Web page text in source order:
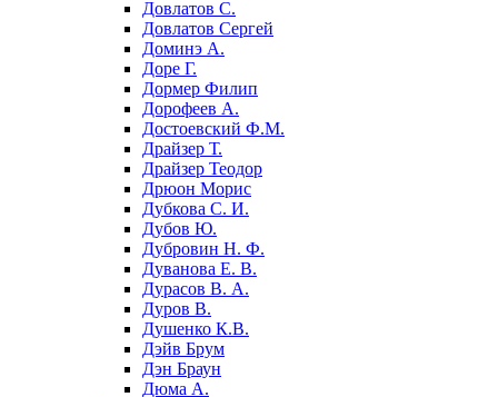
Довлатов С.
Довлатов Сергей
Доминэ А.
Доре Г.
Дормер Филип
Дорофеев А.
Достоевский Ф.М.
Драйзер Т.
Драйзер Теодор
Дрюон Морис
Дубкова С. И.
Дубов Ю.
Дубровин Н. Ф.
Дуванова Е. В.
Дурасов В. А.
Дуров В.
Душенко К.В.
Дэйв Брум
Дэн Браун
Дюма А.